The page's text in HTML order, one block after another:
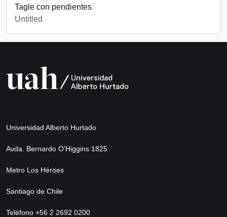
Tagle con pendientes
Untitled
Universidad Alberto Hurtado
Avda. Bernardo O’Higgins 1825
Metro Los Héroes
Santiago de Chile
Teléfono +56 2 2692 0200